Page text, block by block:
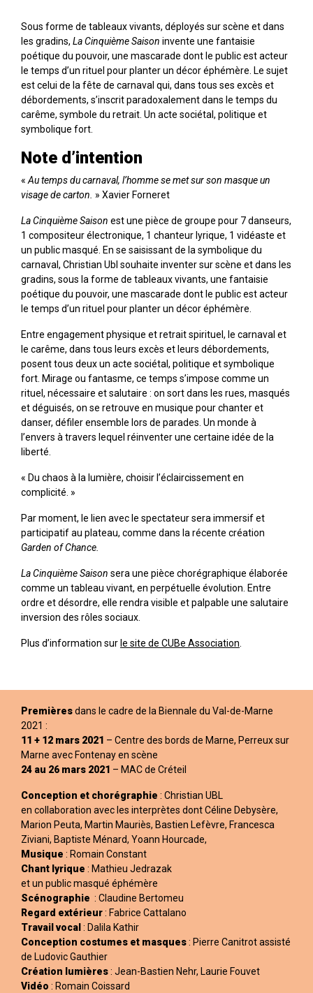
Sous forme de tableaux vivants, déployés sur scène et dans
les gradins, La Cinquième Saison invente une fantaisie
poétique du pouvoir, une mascarade dont le public est acteur
le temps d’un rituel pour planter un décor éphémère. Le sujet
est celui de la fête de carnaval qui, dans tous ses excès et
débordements, s’inscrit paradoxalement dans le temps du
carême, symbole du retrait. Un acte sociétal, politique et
symbolique fort.
Note d’intention
« Au temps du carnaval, l’homme se met sur son masque un
visage de carton. » Xavier Forneret
La Cinquième Saison est une pièce de groupe pour 7 danseurs,
1 compositeur électronique, 1 chanteur lyrique, 1 vidéaste et
un public masqué. En se saisissant de la symbolique du
carnaval, Christian Ubl souhaite inventer sur scène et dans les
gradins, sous la forme de tableaux vivants, une fantaisie
poétique du pouvoir, une mascarade dont le public est acteur
le temps d’un rituel pour planter un décor éphémère.
Entre engagement physique et retrait spirituel, le carnaval et
le carême, dans tous leurs excès et leurs débordements,
posent tous deux un acte sociétal, politique et symbolique
fort. Mirage ou fantasme, ce temps s’impose comme un
rituel, nécessaire et salutaire : on sort dans les rues, masqués
et déguisés, on se retrouve en musique pour chanter et
danser, défiler ensemble lors de parades. Un monde à
l’envers à travers lequel réinventer une certaine idée de la
liberté.
« Du chaos à la lumière, choisir l’éclaircissement en
complicité. »
Par moment, le lien avec le spectateur sera immersif et
participatif au plateau, comme dans la récente création
Garden of Chance.
La Cinquième Saison sera une pièce chorégraphique élaborée
comme un tableau vivant, en perpétuelle évolution. Entre
ordre et désordre, elle rendra visible et palpable une salutaire
inversion des rôles sociaux.
Plus d’information surle site de CUBe Association
Premièresdans le cadre de la Biennale du Val-de-Marne
2021 :
11 + 12 mars 2021 – Centre des bords de Marne, Perreux sur
Marne avec Fontenay en scène
24 au 26 mars 2021 – MAC de Créteil
Conception et chorégraphie : Christian UBL
en collaboration avec les interprètes dont Céline Debysère,
Marion Peuta, Martin Mauriès, Bastien Lefèvre, Francesca
Ziviani, Baptiste Ménard, Yoann Hourcade,
Musique : Romain Constant
Chant lyrique : Mathieu Jedrazak
et un public masqué éphémère
Scénographie : Claudine Bertomeu
Regard extérieur: Fabrice Cattalano
Travail vocal: Dalila Kathir
Conception costumes et masques: Pierre Canitrot assisté
de Ludovic Gauthier
Création lumières: Jean-Bastien Nehr, Laurie Fouvet
Vidéo : Romain Coissard